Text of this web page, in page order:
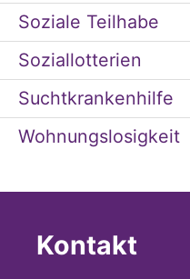
Soziale Teilhabe
Soziallotterien
Suchtkrankenhilfe
Wohnungslosigkeit
Kontakt